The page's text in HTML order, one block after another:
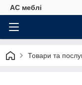
АС меблі
Товари та